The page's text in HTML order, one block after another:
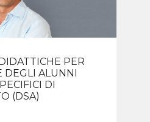
PER
DEGLI ALUNNI
DI
(DSA)